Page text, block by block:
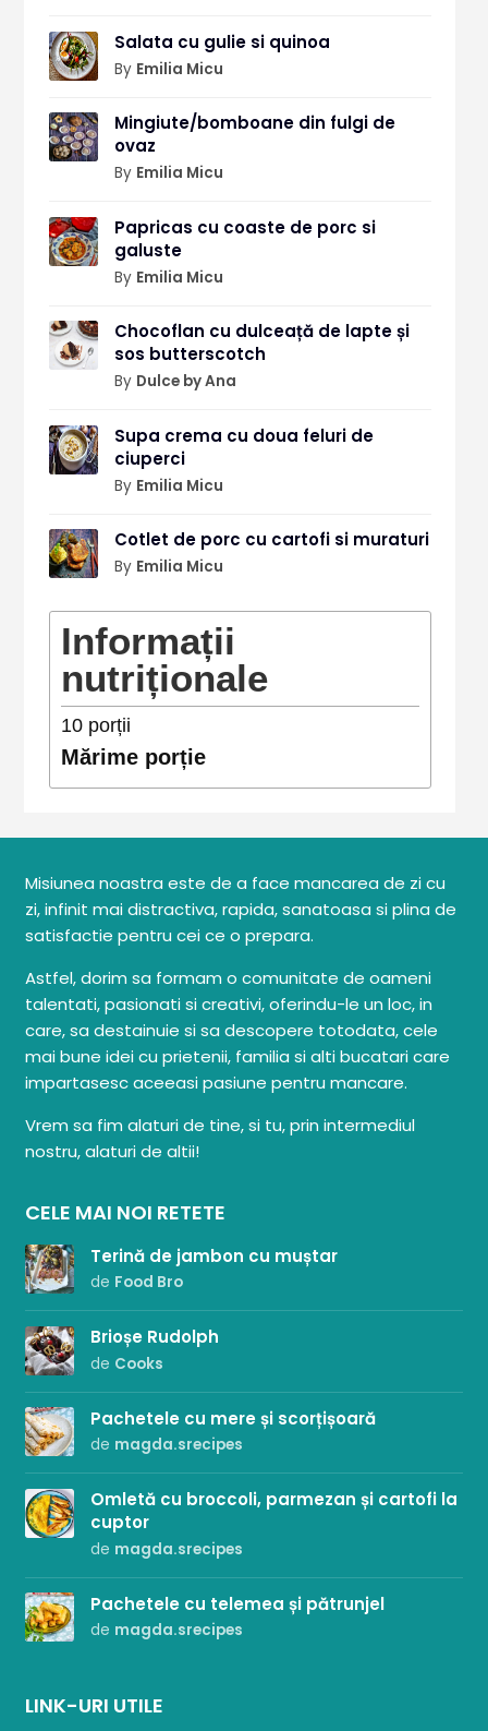
Salata cu gulie si quinoa
By Emilia Micu
Mingiute/bomboane din fulgi de
ovaz
By Emilia Micu
Papricas cu coaste de porc si
galuste
By Emilia Micu
Chocoflan cu dulceață de lapte și
sos butterscotch
By Dulce by Ana
Supa crema cu doua feluri de
ciuperci
By Emilia Micu
Cotlet de porc cu cartofi si muraturi
By Emilia Micu
Informații
nutriționale
10porții
Mărime porție
Misiunea noastra este de a face mancarea de zi cu
zi, infinit mai distractiva, rapida, sanatoasa si plina de
satisfactie pentru cei ce o prepara.
Astfel, dorim sa formam o comunitate de oameni
talentati, pasionati si creativi, oferindu-le un loc, in
care, sa destainuie si sa descopere totodata, cele
mai bune idei cu prietenii, familia si alti bucatari care
impartasesc aceeasi pasiune pentru mancare.
Vrem sa fim alaturi de tine, si tu, prin intermediul
nostru, alaturi de altii!
CELE MAI NOI RETETE
Terină de jambon cu muștar
de Food Bro
Brioșe Rudolph
de Cooks
Pachetele cu mere și scorțișoară
de magda.srecipes
Omletă cu broccoli, parmezan și cartofi la
cuptor
de magda.srecipes
Pachetele cu telemea și pătrunjel
de magda.srecipes
LINK-URI UTILE